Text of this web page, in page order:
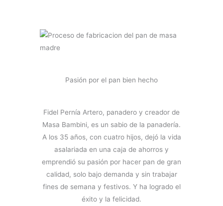
Pasión por el pan bien hecho
Fidel Pernía Artero, panadero y creador de
Masa Bambini, es un sabio de la panadería.
A los 35 años, con cuatro hijos, dejó la vida
asalariada en una caja de ahorros y
emprendió su pasión por hacer pan de gran
calidad, solo bajo demanda y sin trabajar
fines de semana y festivos. Y ha logrado el
éxito y la felicidad.